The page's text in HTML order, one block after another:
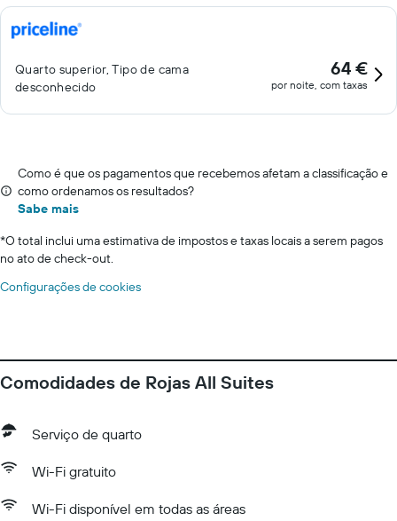
Quarto superior, Tipo de cama
desconhecido
64 €
por noite, com taxas
Como é que os pagamentos que recebemos afetam a classificação e
como ordenamos os resultados?
Sabe mais
*O total inclui uma estimativa de impostos e taxas locais a serem pagos
no ato de check-out.
Configurações de cookies
Comodidades de Rojas All Suites
Serviço de quarto
Wi-Fi gratuito
Wi-Fi disponível em todas as áreas